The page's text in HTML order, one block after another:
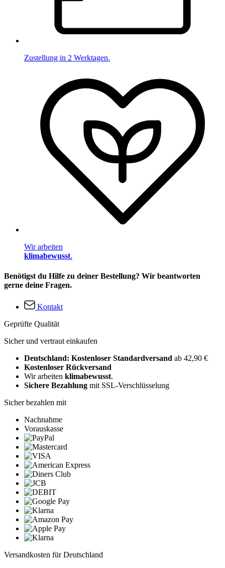
Zustellung in 2 Werktagen.
Wir arbeiten
klimabewusst.
Benötigst du Hilfe zu deiner Bestellung? Wir beantworten
gerne deine Fragen.
Kontakt
Geprüfte Qualität
Sicher und vertraut einkaufen
Deutschland: Kostenloser Standardversand ab 42,90 €
Kostenloser Rückversand
Wir arbeiten klimabewusst.
Sichere Bezahlung mit SSL-Verschlüsselung
Sicher bezahlen mit
Nachnahme
Vorauskasse
Versandkosten für Deutschland